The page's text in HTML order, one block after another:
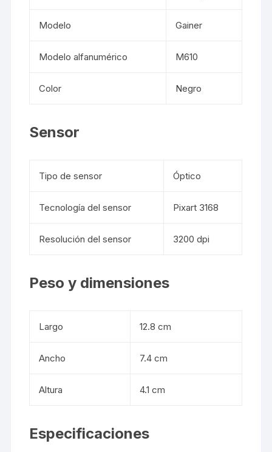
Modelo Gainer
Modelo alfanumérico M610
Color Negro
Sensor
Tipo de sensor Óptico
Tecnología del sensor Pixart 3168
Resolución del sensor 3200 dpi
Peso y dimensiones
Largo 12.8 cm
Ancho 7.4 cm
Altura 4.1 cm
Especificaciones